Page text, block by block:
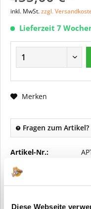
Diese Webseite
inkl. MwSt.zzgl.
Lieferzeit 7
Merken
Fragen zum Artikel?
Artikel-Nr.:
Vorteile